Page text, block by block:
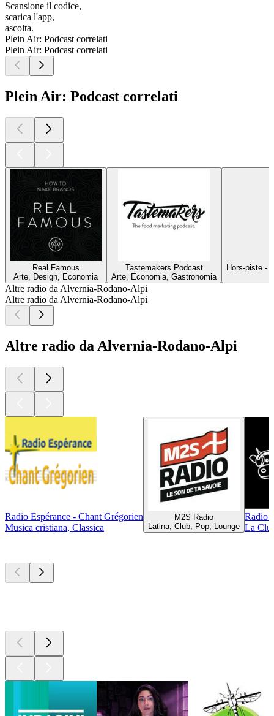
Scansione il codice,
scarica l'app,
ascolta.
Plein Air: Podcast correlati
Plein Air: Podcast correlati
Plein Air: Podcast correlati
Real Famous
Arte, Design, Economia
Tastemakers Podcast
Arte, Economia, Gastronomia
Hors-piste -
Altre radio da Alvernia-Rodano-Alpi
Altre radio da Alvernia-Rodano-Alpi
Altre radio da Alvernia-Rodano-Alpi
Radio Espérance - Chant Grégorien
Musica cristiana, Classica
M2S Radio
Latina, Club, Pop, Lounge
Radio
La